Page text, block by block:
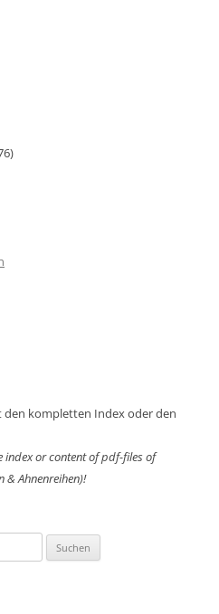
kompletten Index oder den
index or content ofpdf-files of
& Ahnenreihen)!